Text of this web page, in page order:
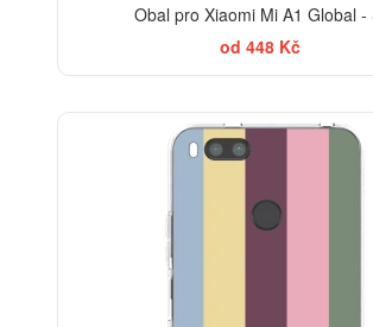
Obal pro Xiaomi Mi A1 Global -
od 448 Kč